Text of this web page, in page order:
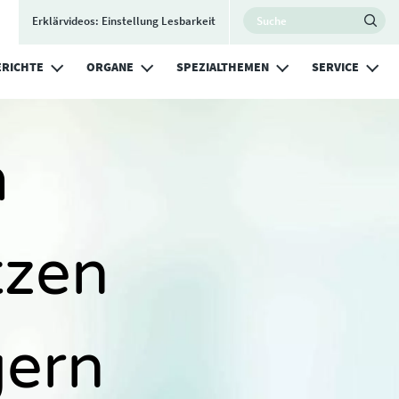
Erklärvideos: Einstellung Lesbarkeit
Search
ORGANE SPEZIALTHEMEN SERVICE